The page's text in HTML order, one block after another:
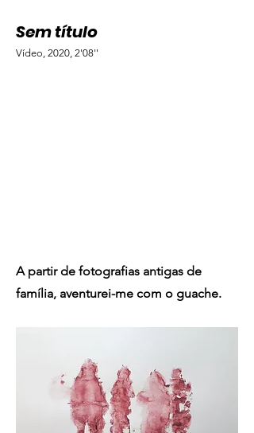
Sem título
Vídeo, 2020, 2'08''
A partir de fotografias antigas de
família, aventurei-me com o guache.